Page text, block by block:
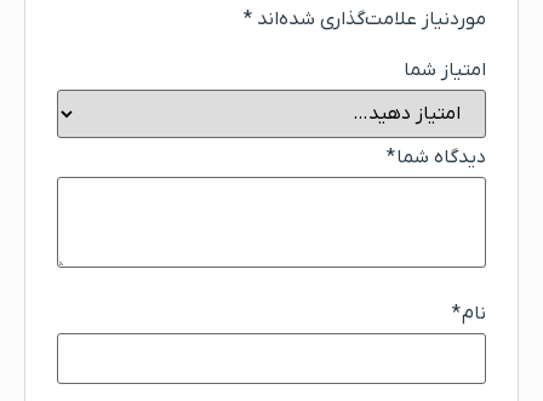
موردنیاز علامت‌گذاری شده‌اند *
امتیاز شما
دیدگاه شما*
نام*